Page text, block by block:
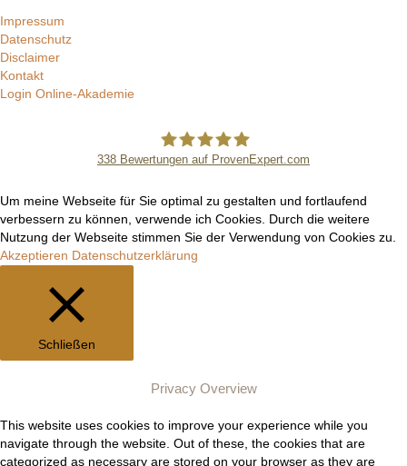
Impressum
Datenschutz
Disclaimer
Kontakt
Login Online-Akademie
Manuel Epli
338 Bewertungen auf ProvenExpert.com
Um meine Webseite für Sie optimal zu gestalten und fortlaufend
verbessern zu können, verwende ich Cookies. Durch die weitere
Nutzung der Webseite stimmen Sie der Verwendung von Cookies zu.
Akzeptieren Datenschutzerklärung
Schließen
Privacy Overview
This website uses cookies to improve your experience while you
navigate through the website. Out of these, the cookies that are
categorized as necessary are stored on your browser as they are